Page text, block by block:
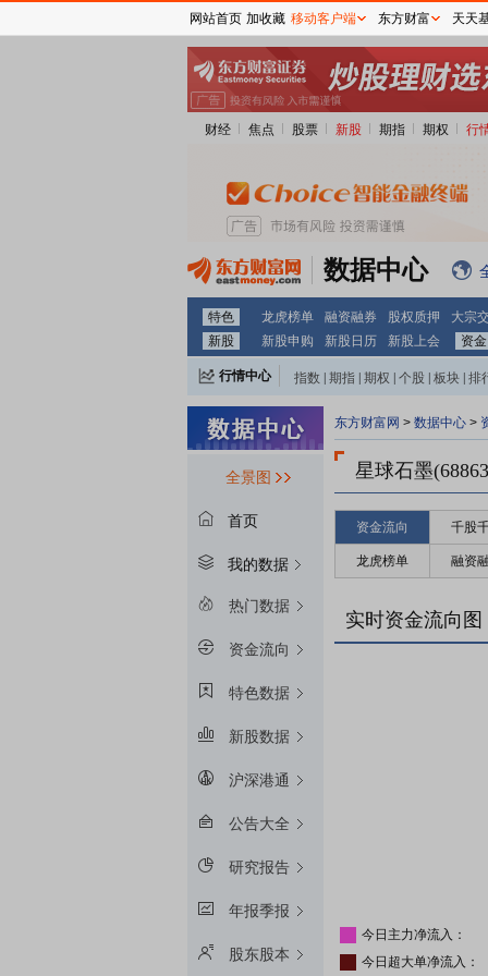
财经 焦点 股票 新股 期指 期权 行
数据中心
特色 龙虎榜单 融资融券 股权质押
大宗
新股
新股申购 新股日历 新股上会 资金
行情中心 指数 期指 期权 个股 板块 排
全景图
首页
我的数据
热门数据
资金流向
特色数据
新股数据
沪深港通
公告大全
研究报告
年报季报
股东股本
东方财富网 > 数据中心 >
星球石墨
资金流向 千股
龙虎榜单 融资
实时资金流向图
今日主力净流入：
今日超大单净流入：
网站首页 加收藏 移动客户端 东方财富 天天